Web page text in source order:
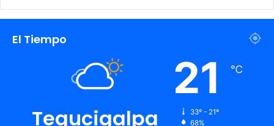
El Tiempo
Tegucigalpa
21 ℃
33º - 21º
68%